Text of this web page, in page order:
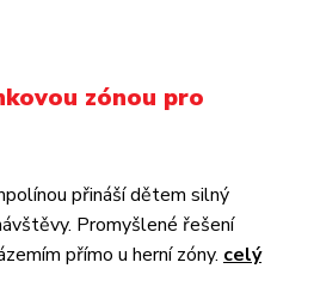
zónou pro
přináší dětem silný
Promyšlené řešení
přímo u herní zóny. celý